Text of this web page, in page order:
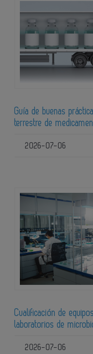
Guía de buenas
terrestre de
2026-07-06
Cualificación de
laboratorios de
2026-07-06